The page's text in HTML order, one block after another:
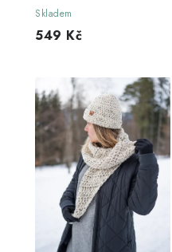
Skladem
549 Kč